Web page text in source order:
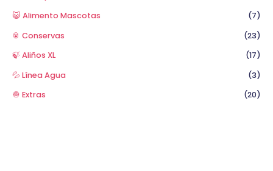
😺 Alimento Mascotas
(7)
🥫 Conservas
(23)
🍃 Aliños XL
(17)
💦 Línea Agua
(3)
🧅 Extras
(20)